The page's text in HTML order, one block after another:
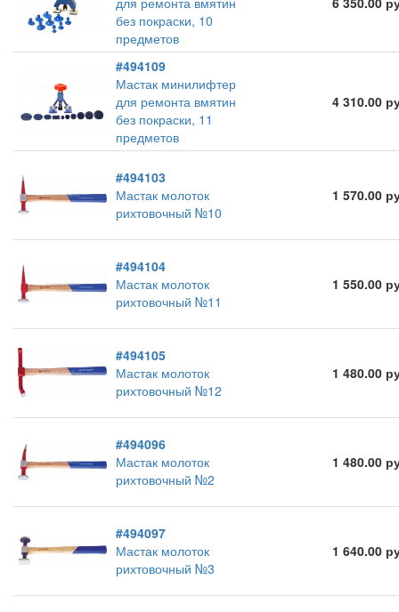
без покраски, 10
предметов
#494109
Мастак минилифтер
для ремонта вмятин
без покраски, 11
предметов
4 310.00
#494103
Мастак молоток
рихтовочный №10
1 570.00
#494104
Мастак молоток
рихтовочный №11
1 550.00
#494105
Мастак молоток
рихтовочный №12
1 480.00
#494096
Мастак молоток
рихтовочный №2
1 480.00
#494097
Мастак молоток
рихтовочный №3
1 640.00